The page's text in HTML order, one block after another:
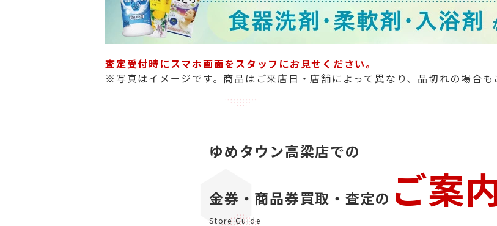
査定受付時にスマホ画面をスタッフにお見せください。
※写真はイメージです。商品はご来店日・店舗によって異なり、品切れの場合も
ゆめタウン高梁店での
金券・商品券買取・査定の ご案
Store Guide